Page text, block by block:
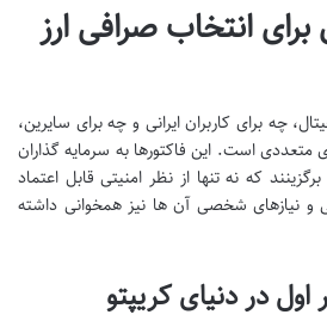
انتخاب صرافی ارز
چه برای کاربران ایرانی و چه برای سایرین،
متعددی است. این فاکتورها به سرمایه گذاران
که نه تنها از نظر امنیتی قابل اعتماد
و نیازهای شخصی آن ها نیز همخوانی داشته
در دنیای کریپتو